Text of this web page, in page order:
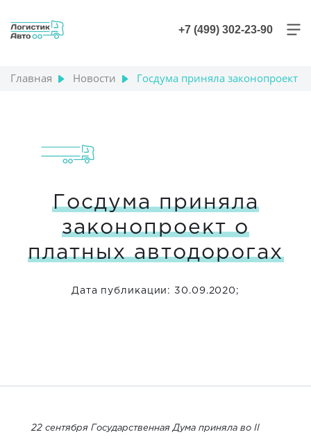
+7 (499) 302-23-90
Главная Новости Госдума приняла законопроект
Госдума приняла
законопроект о
платных автодорогах
Дата публикации: 30.09.2020;
22 сентября Государственная Дума приняла во II